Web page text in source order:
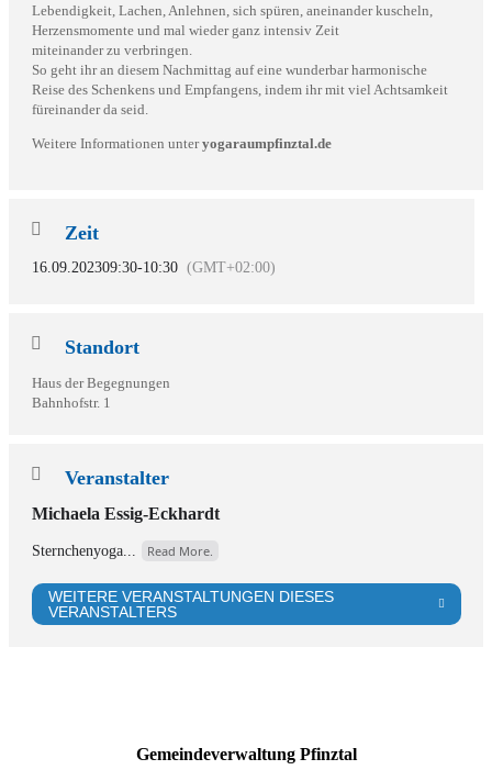
Lebendigkeit, Lachen, Anlehnen, sich spüren, aneinander kuscheln,
Herzensmomente und mal wieder ganz intensiv Zeit
miteinander zu verbringen.
So geht ihr an diesem Nachmittag auf eine wunderbar harmonische
Reise des Schenkens und Empfangens, indem ihr mit viel Achtsamkeit
füreinander da seid.
Weitere Informationen unteryogaraumpfinztal.de
Zeit
16.09.202309:30-10:30 (GMT+02:00)
Standort
Haus der Begegnungen
Bahnhofstr. 1
Veranstalter
Michaela Essig-Eckhardt
Sternchenyoga... Read More.
WEITERE VERANSTALTUNGEN DIESES
VERANSTALTERS
Gemeindeverwaltung Pfinztal